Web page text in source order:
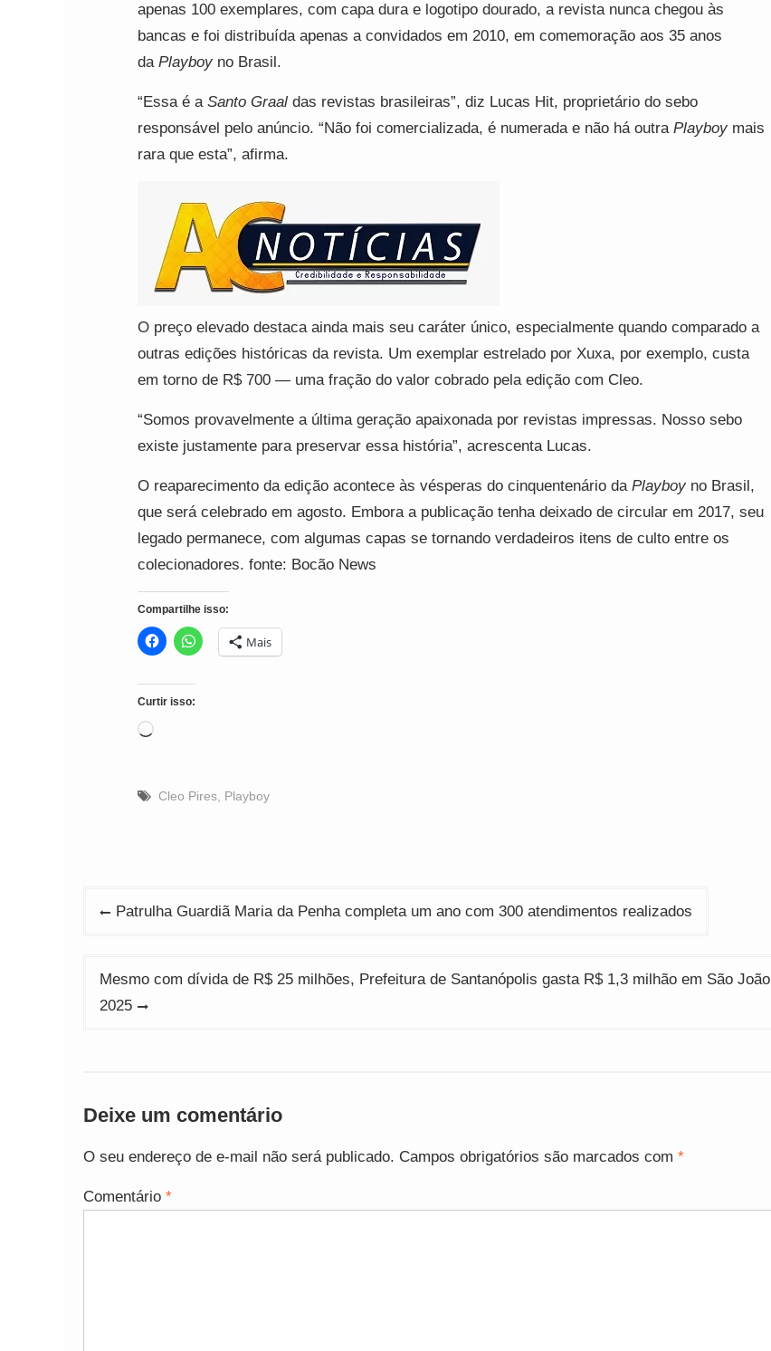
apenas 100 exemplares, com capa dura e logotipo dourado, a revista nunca chegou às
bancas e foi distribuída apenas a convidados em 2010, em comemoração aos 35 anos
da Playboy no Brasil.
“Essa é a Santo Graal das revistas brasileiras”, diz Lucas Hit, proprietário do sebo
responsável pelo anúncio. “Não foi comercializada, é numerada e não há outra Playboy mais
rara que esta”, afirma.
O preço elevado destaca ainda mais seu caráter único, especialmente quando comparado a
outras edições históricas da revista. Um exemplar estrelado por Xuxa, por exemplo, custa
em torno de R$ 700 — uma fração do valor cobrado pela edição com Cleo.
“Somos provavelmente a última geração apaixonada por revistas impressas. Nosso sebo
existe justamente para preservar essa história”, acrescenta Lucas.
O reaparecimento da edição acontece às vésperas do cinquentenário da Playboy no Brasil,
que será celebrado em agosto. Embora a publicação tenha deixado de circular em 2017, seu
legado permanece, com algumas capas se tornando verdadeiros itens de culto entre os
colecionadores. fonte: Bocão News
Compartilhe isso:
Mais
Curtir isso:
Carregando...
Cleo Pires Playboy
Navegação
Post
Patrulha Guardiã Maria da Penha completa um ano com 300 atendimentos realizados
Mesmo com dívida de R$ 25 milhões, Prefeitura de Santanópolis gasta R$ 1,3 milhão em São João
2025
Deixe um comentário
O seu endereço de e-mail não será publicado. Campos obrigatórios são marcados com *
Comentário *